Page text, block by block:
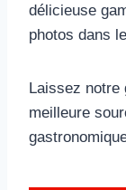
délicieuse
photos dans
Laissez notre
meilleure